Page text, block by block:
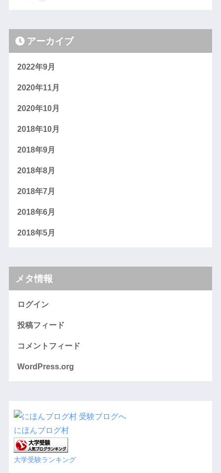
アーカイブ
2022年9月
2020年11月
2020年10月
2018年10月
2018年9月
2018年8月
2018年7月
2018年6月
2018年5月
メタ情報
ログイン
投稿フィード
コメントフィード
WordPress.org
にほんブログ村
大学受験ランキング